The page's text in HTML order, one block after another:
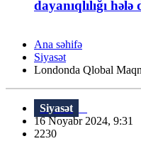
dayanıqlılığı hələ
Ana səhifə
Siyasət
Londonda Qlobal
Siyasət
16 Noyabr 2024, 9:31
2230